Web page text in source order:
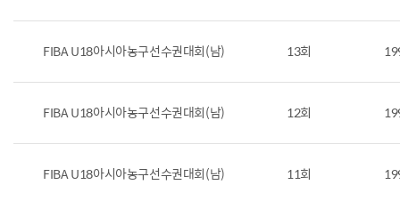
FIBA U18아시아농구선수권대회(남) 13회
FIBA U18아시아농구선수권대회(남) 12회
FIBA U18아시아농구선수권대회(남) 11회